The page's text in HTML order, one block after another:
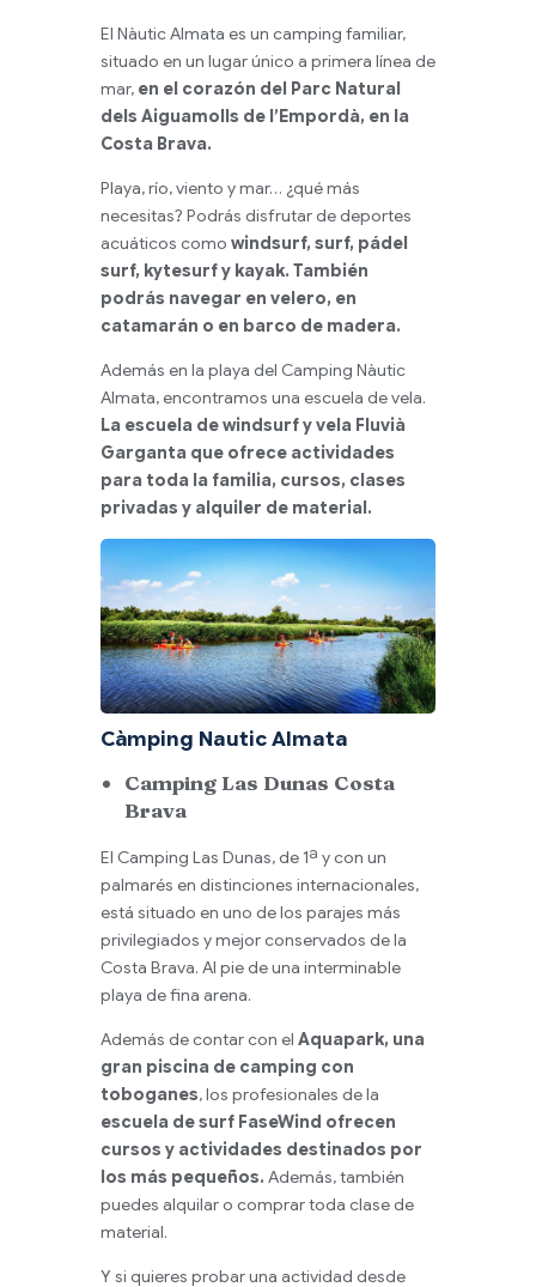
El Nàutic Almata es un camping familiar,
situado en un lugar único a primera línea de
mar, en el corazón del Parc Natural
dels Aiguamolls de l’Empordà, en la
Costa Brava.
Playa, río, viento y mar… ¿qué más
necesitas? Podrás disfrutar de deportes
acuáticos como windsurf, surf, pádel
surf, kytesurf y kayak. También
podrás navegar en velero, en
catamarán o en barco de madera.
Además en la playa del Camping Nàutic
Almata, encontramos una escuela de vela.
La escuela de windsurf y vela Fluvià
Garganta que ofrece actividades
para toda la familia, cursos, clases
privadas y alquiler de material.
Càmping Nautic Almata
Camping Las Dunas Costa
Brava
El Camping Las Dunas, de 1ª y con un
palmarés en distinciones internacionales,
está situado en uno de los parajes más
privilegiados y mejor conservados de la
Costa Brava. Al pie de una interminable
playa de fina arena.
Además de contar con el Aquapark, una
gran piscina de camping con
toboganes, los profesionales de la
escuela de surf FaseWind ofrecen
cursos y actividades destinados por
los más pequeños. Además, también
puedes alquilar o comprar toda clase de
material.
Y si quieres probar una actividad desde